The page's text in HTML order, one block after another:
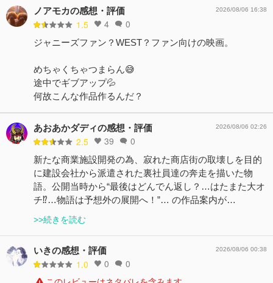
ノアモカの感想・評価
1.5 4 0
2026/08/06 16:38
ジャニーズファン？WEST？ファン向けの映画。
めちゃくちゃつまらん😅
途中でギブアップ💦
何故こんな作品作るんだ？
あおあかダディの感想・評価
2.5 39 0
2026/08/06 02:26
新たな商業施設開発の為、寂れた商店街の取壊しを目的
に建設会社から派遣された裏社員達の奔走を描いた物
語。公開当時から“最後はどんでん返し？…はたまた大オ
チ⁉︎…物語は予想外の展開へ！”… の作品案内が…
>>続きを読む
いきの感想・評価
1.0 0 0
2026/08/06 00:38